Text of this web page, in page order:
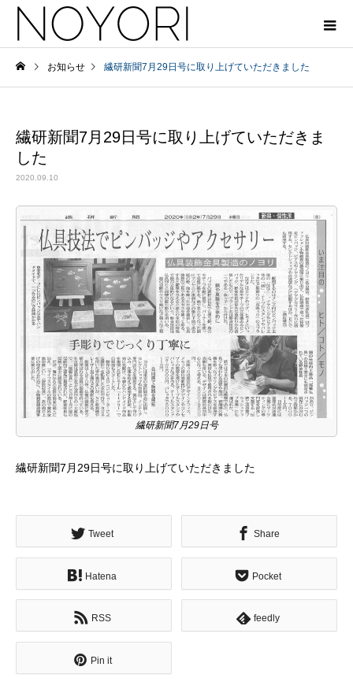
お知らせ 繊研新聞7月29日号に取り上げていただきました
繊研新聞7月29日号に取り上げていただきま
した
2020.09.10
繊研新聞7月29日号
繊研新聞7月29日号に取り上げていただきました
Tweet Share
Hatena Pocket
RSS feedly
Pin it